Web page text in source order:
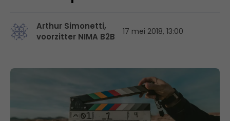
Arthur Simonetti,
voorzitter NIMA B2B
17 mei 2018, 13:00